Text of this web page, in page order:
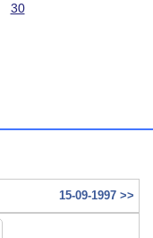
30
15-09-1997 >>